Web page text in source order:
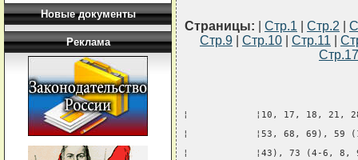
Новые документы
Реклама
Страницы: Стр.1 Стр.2
Стр.9
Стр.10 Стр.11
Стр.17
¦            ¦10, 17, 18, 21,
¦            ¦53, 68, 69), 59
¦            ¦43), 73 (4-6,